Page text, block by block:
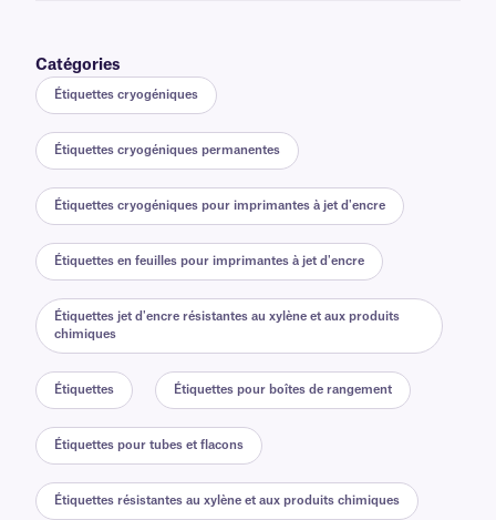
Catégories
Étiquettes cryogéniques
Étiquettes cryogéniques permanentes
Étiquettes cryogéniques pour imprimantes à jet d'encre
Étiquettes en feuilles pour imprimantes à jet d'encre
Étiquettes jet d'encre résistantes au xylène et aux produits
chimiques
Étiquettes Étiquettes pour boîtes de rangement
Étiquettes pour tubes et flacons
Étiquettes résistantes au xylène et aux produits chimiques